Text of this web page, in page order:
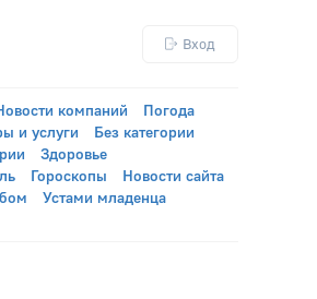
Вход
компаний
Погода
и услуги
Без категории
Здоровье
Гороскопы
Новости сайта
Устами младенца